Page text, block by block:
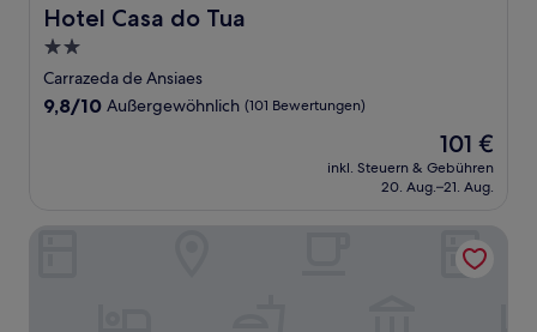
Hotel Casa do Tua
Hotel Casa do Tua
2.0-
Sterne-
Unterkunft
Carrazeda de Ansiaes
9.8
9,8/10 Außergewöhnlich (101 Bewertungen)
Der
Preis
beträgt
101 €
inkl. Steuern & Gebühren
20. Aug.–21. Aug.